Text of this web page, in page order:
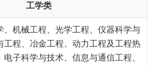
工学类
、机械工程、光学工程、仪器科学与
工程、冶金工程、动力工程及工程热
子科学与技术、信息与通信工程、